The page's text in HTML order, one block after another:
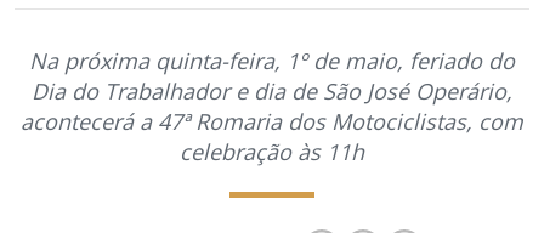
Na próxima quinta-feira, 1º de maio, feriado do
Dia do Trabalhador e dia de São José Operário,
acontecerá a 47ª Romaria dos Motociclistas, com
celebração às 11h